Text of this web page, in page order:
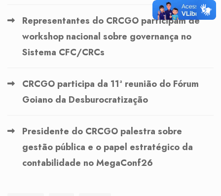
Representantes do CRCGO participam de
workshop nacional sobre governança no
Sistema CFC/CRCs
CRCGO participa da 11ª reunião do Fórum
Goiano da Desburocratização
Presidente do CRCGO palestra sobre
gestão pública e o papel estratégico da
contabilidade no MegaConf26